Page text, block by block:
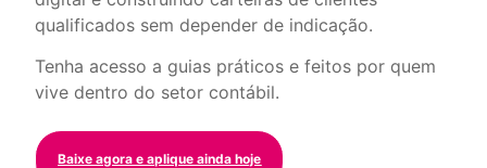
qualificados sem depender de indicação.
Tenha acesso a guias práticos e feitos por quem
vive dentro do setor contábil.
Baixe agora e aplique ainda hoje